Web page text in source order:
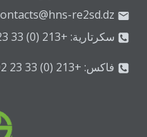
re2sd.dz
سكرتارية: +213 (0) 33 23 03 31
فاكس: +213 (0) 33 23 02 64